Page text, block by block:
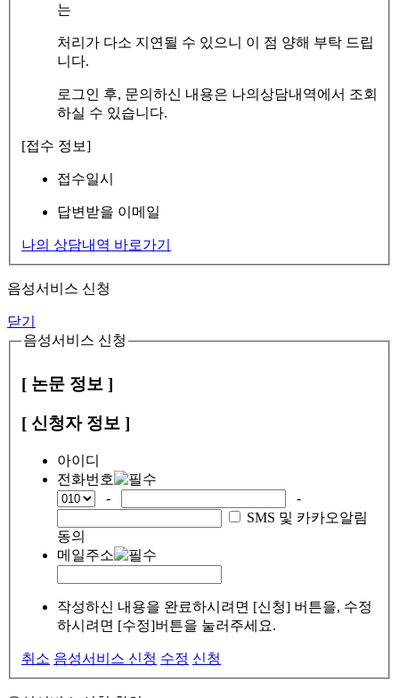
는
처리가 다소 지연될 수 있으니 이 점 양해 부탁 드립
니다.
로그인 후, 문의하신 내용은 나의상담내역에서 조회
하실 수 있습니다.
[접수 정보]
접수일시
답변받을 이메일
나의 상담내역 바로가기
음성서비스 신청
닫기
음성서비스 신청
[ 논문 정보 ]
[ 신청자 정보 ]
아이디
전화번호
-
-
SMS 및 카카오알림
동의
메일주소
작성하신 내용을 완료하시려면 [신청] 버튼을, 수정
하시려면 [수정]버튼을 눌러주세요.
취소 음성서비스 신청 수정 신청